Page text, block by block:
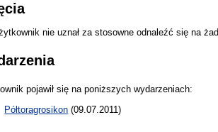
nie uznał za stosowne odnaleźć się na
pojawił się na poniższych wydarzeniach:
Półtoragrosikon (09.07.2011)